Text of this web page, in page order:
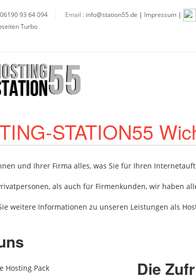
93 64 094 Email : info@station55.de | Impressum |
STATION55
und Ihrer Firma alles, was Sie für Ihren
als auch für Firmenkunden, wir haben
weitere Informationen zu unseren Leistungen als
Die